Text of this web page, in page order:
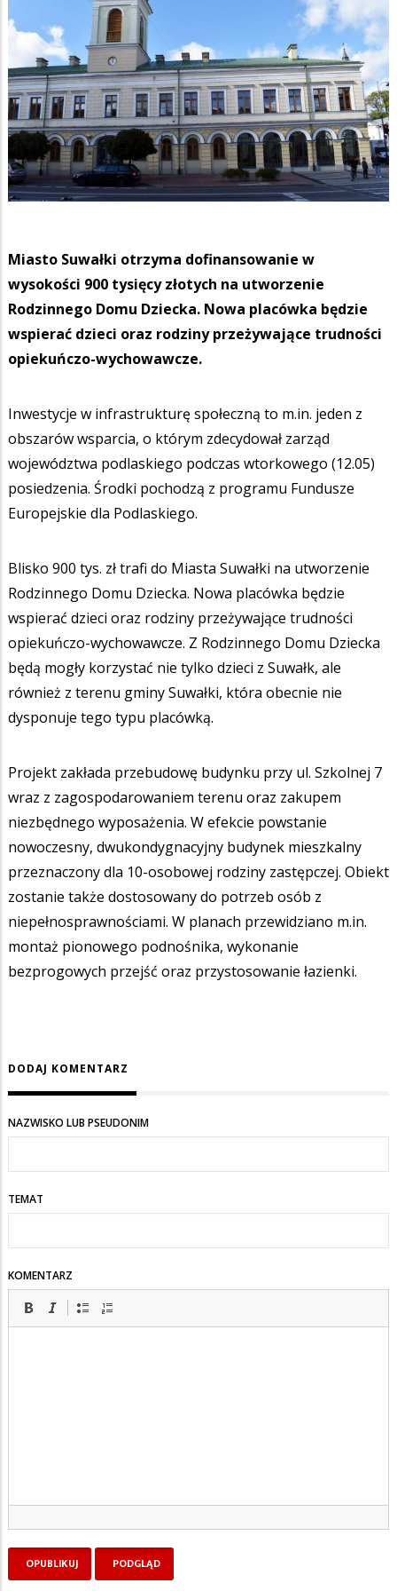
Miasto Suwałki otrzyma dofinansowanie w
wysokości 900 tysięcy złotych na utworzenie
Rodzinnego Domu Dziecka. Nowa placówka będzie
wspierać dzieci oraz rodziny przeżywające trudności
opiekuńczo-wychowawcze.
Inwestycje w infrastrukturę społeczną to m.in. jeden z
obszarów wsparcia, o którym zdecydował zarząd
województwa podlaskiego podczas wtorkowego (12.05)
posiedzenia. Środki pochodzą z programu Fundusze
Europejskie dla Podlaskiego.
Blisko 900 tys. zł trafi do Miasta Suwałki na utworzenie
Rodzinnego Domu Dziecka. Nowa placówka będzie
wspierać dzieci oraz rodziny przeżywające trudności
opiekuńczo-wychowawcze. Z Rodzinnego Domu Dziecka
będą mogły korzystać nie tylko dzieci z Suwałk, ale
również z terenu gminy Suwałki, która obecnie nie
dysponuje tego typu placówką.
Projekt zakłada przebudowę budynku przy ul. Szkolnej 7
wraz z zagospodarowaniem terenu oraz zakupem
niezbędnego wyposażenia. W efekcie powstanie
nowoczesny, dwukondygnacyjny budynek mieszkalny
przeznaczony dla 10-osobowej rodziny zastępczej. Obiekt
zostanie także dostosowany do potrzeb osób z
niepełnosprawnościami. W planach przewidziano m.in.
montaż pionowego podnośnika, wykonanie
bezprogowych przejść oraz przystosowanie łazienki.
DODAJ KOMENTARZ
NAZWISKO LUB PSEUDONIM
TEMAT
KOMENTARZ